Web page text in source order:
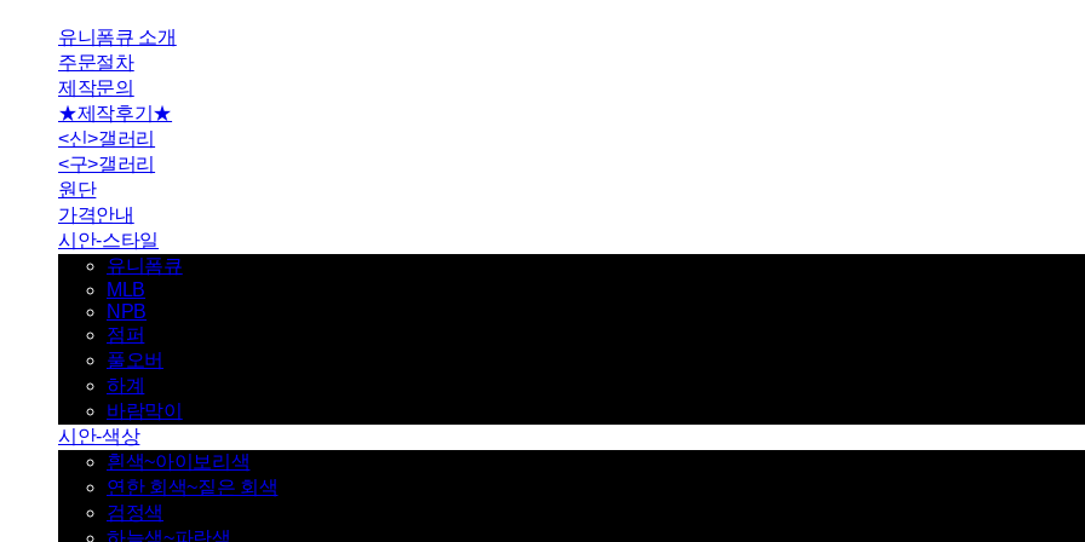
유니폼큐 소개
주문절차
제작문의
★제작후기★
<신>갤러리
<구>갤러리
원단
가격안내
시안-스타일
유니폼큐
MLB
NPB
점퍼
풀오버
하계
바람막이
시안-색상
흰색~아이보리색
연한 회색~짙은 회색
검정색